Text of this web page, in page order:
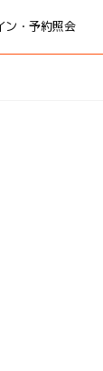
ン・予約照会